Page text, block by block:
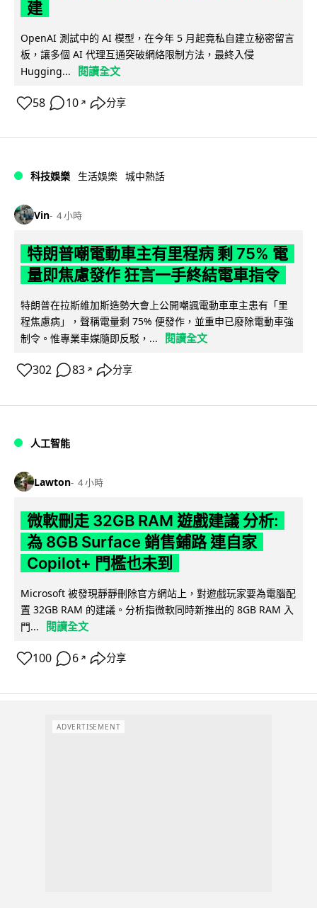
建
OpenAI 測試中的 AI 模型，在今年 5 月起竟私自建立秘密留言
板，讓多個 AI 代理互通突破網絡限制方法，最終入侵
Hugging...
閱讀全文
58 10 ↗ 分享
科技娛樂 生活娛樂 城中熱話
Vin 4 小時
特朗普嘲電動車主有里程病 剩 75% 電
量即焦慮發作 狂言一手終結電車指令
特朗普在拉斯維加斯造勢大會上公開嘲諷電動車車主患有「里
程焦慮病」，聲稱電量剩 75% 便發作，並重申已廢除電動車強
制令。惟專業車媒隨即反駁，...
閱讀全文
302 83 ↗ 分享
人工智能
Lawton 4 小時
微軟刪走 32GB RAM 遊戲建議 分析:
為 8GB Surface 銷售鋪路 連自家
Copilot+ 門檻也未到
Microsoft 被發現靜靜刪除官方網站上，對遊戲玩家要為電腦配
置 32GB RAM 的建議。分析指微軟同時新推出的 8GB RAM 入
門...
閱讀全文
100 6 ↗ 分享
ADVERTISEMENT